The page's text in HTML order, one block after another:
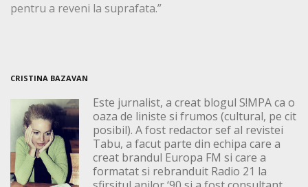
pentru a reveni la suprafata.”
CRISTINA BAZAVAN
Este jurnalist, a creat blogul S!MPA ca o
oaza de liniste si frumos (cultural, pe cit
posibil). A fost redactor sef al revistei
Tabu, a facut parte din echipa care a
creat brandul Europa FM si care a
formatat si rebranduit Radio 21 la